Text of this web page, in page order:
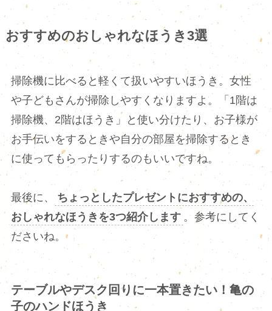
おすすめのおしゃれなほうき3選
掃除機に比べると軽くて扱いやすいほうき。女性
や子どもさんが掃除しやすくなりますよ。「1階は
掃除機、2階はほうき」と使い分けたり、お子様が
お手伝いをするときや自分の部屋を掃除するとき
に使ってもらったりするのもいいですね。
最後に、
ちょっとしたプレゼントにおすすめの、
おしゃれなほうきを3つ紹介します 。参考にしてく
ださいね。
テーブルやデスク回りに一本置きたい！亀の
子のハンドほうき